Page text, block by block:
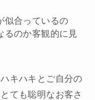
似合っているの
るのか客観的に見
キハキとご自分の
ても聡明なお客さ